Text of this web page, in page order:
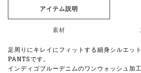
アイテム説明
素材
足周りにキレイにフィットする細身シルエ
PANTSです。
インディゴブルーデニムのワンウォッシュ加工